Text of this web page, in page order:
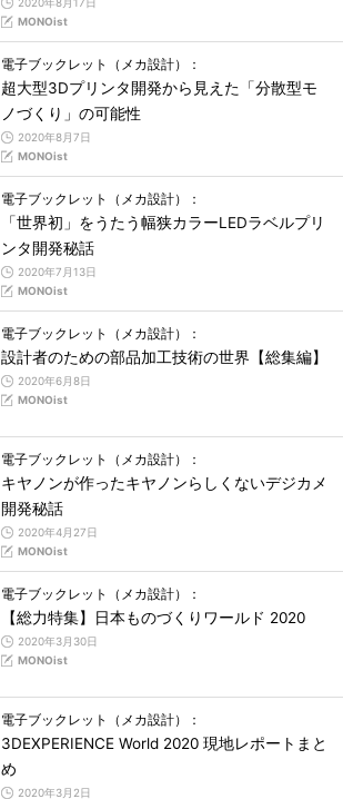
MONOist
電子ブックレット（メカ設計）：
超大型3Dプリンタ開発から見えた「分散型モ
ノづくり」の可能性
2020年8月7日
MONOist
電子ブックレット（メカ設計）：
「世界初」をうたう幅狭カラーLEDラベルプリ
ンタ開発秘話
2020年7月13日
MONOist
電子ブックレット（メカ設計）：
設計者のための部品加工技術の世界【総集編】
2020年6月8日
MONOist
電子ブックレット（メカ設計）：
キヤノンが作ったキヤノンらしくないデジカメ
開発秘話
2020年4月27日
MONOist
電子ブックレット（メカ設計）：
【総力特集】日本ものづくりワールド 2020
2020年3月30日
MONOist
電子ブックレット（メカ設計）：
3DEXPERIENCE World 2020 現地レポートまと
め
2020年3月2日